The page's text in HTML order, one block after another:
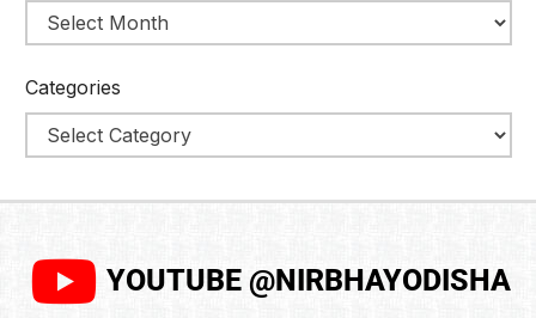
Categories
YOUTUBE @NIRBHAYODISHA